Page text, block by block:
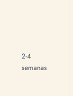
2-4
semanas